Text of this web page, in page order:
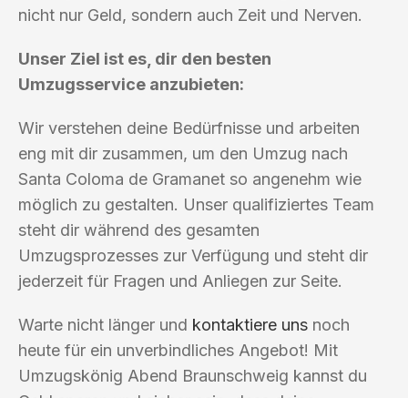
nicht nur Geld, sondern auch Zeit und Nerven.
Unser Ziel ist es, dir den besten
Umzugsservice anzubieten:
Wir verstehen deine Bedürfnisse und arbeiten
eng mit dir zusammen, um den Umzug nach
Santa Coloma de Gramanet so angenehm wie
möglich zu gestalten. Unser qualifiziertes Team
steht dir während des gesamten
Umzugsprozesses zur Verfügung und steht dir
jederzeit für Fragen und Anliegen zur Seite.
Warte nicht länger und kontaktiere uns noch
heute für ein unverbindliches Angebot! Mit
Umzugskönig Abend Braunschweig kannst du